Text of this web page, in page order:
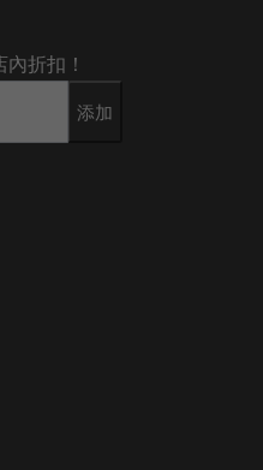
折扣！
添加